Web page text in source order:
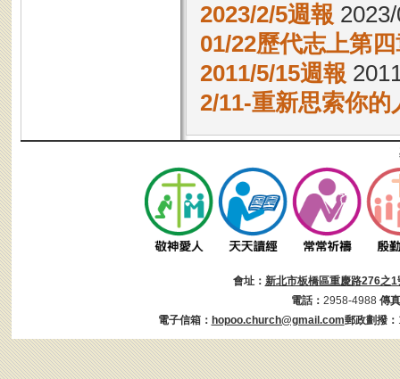
2023/2/5週報
01/22歷代志上第
2011/5/15週報
2/11-重新思索你的
會址： 新北市板橋區重慶路276之1
電話： 2958-4988 傳
電子信箱： hopoo.church@gmail.com郵政劃撥：